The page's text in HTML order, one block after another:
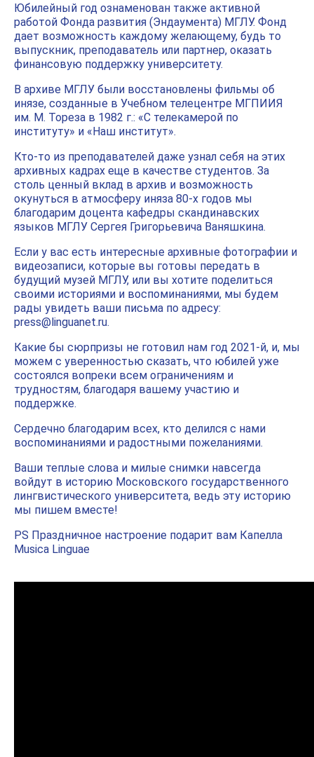
Юбилейный год ознаменован также активной
работой Фонда развития (Эндаумента) МГЛУ. Фонд
дает возможность каждому желающему, будь то
выпускник, преподаватель или партнер, оказать
финансовую поддержку университету.
В архиве МГЛУ были восстановлены фильмы об
инязе, созданные в Учебном телецентре МГПИИЯ
им. М. Тореза в 1982 г.: «С телекамерой по
институту» и «Наш институт».
Кто-то из преподавателей даже узнал себя на этих
архивных кадрах еще в качестве студентов. За
столь ценный вклад в архив и возможность
окунуться в атмосферу иняза 80-х годов мы
благодарим доцента кафедры скандинавских
языков МГЛУ Сергея Григорьевича Ваняшкина.
Если у вас есть интересные архивные фотографии и
видеозаписи, которые вы готовы передать в
будущий музей МГЛУ, или вы хотите поделиться
своими историями и воспоминаниями, мы будем
рады увидеть ваши письма по адресу:
press@linguanet.ru.
Какие бы сюрпризы не готовил нам год 2021-й, и, мы
можем с уверенностью сказать, что юбилей уже
состоялся вопреки всем ограничениям и
трудностям, благодаря вашему участию и
поддержке.
Сердечно благодарим всех, кто делился с нами
воспоминаниями и радостными пожеланиями.
Ваши теплые слова и милые снимки навсегда
войдут в историю Московского государственного
лингвистического университета, ведь эту историю
мы пишем вместе!
PS Праздничное настроение подарит вам Капелла
Musica Linguae